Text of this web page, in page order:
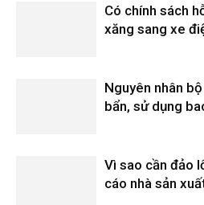
Có chính sách
xăng sang xe
Nguyên nhân
bẩn, sử dụng
Vì sao cần đảo
cáo nhà sản